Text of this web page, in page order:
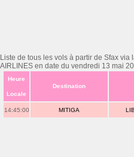
Liste de tous les vols à partir de Sfax
AIRLINES en date du vendredi 13 mai
Heure
Locale
Destination
14:45:00 MITIGA